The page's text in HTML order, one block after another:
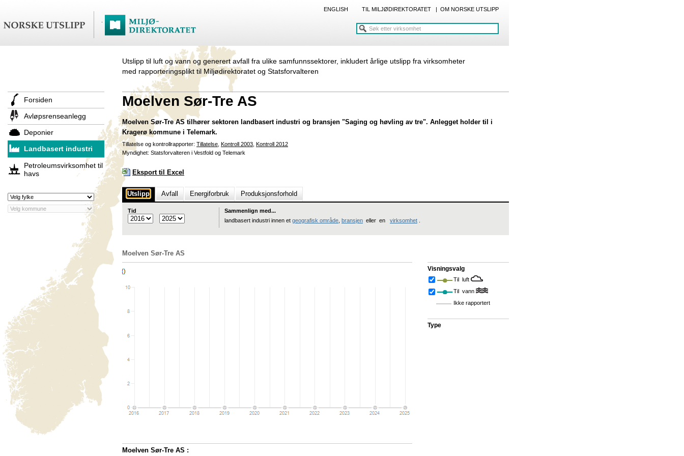
ENGLISH TIL MILJØDIREKTORATET | OM NORSKE UTSLIPP
Utslipp til luft og vann og generert avfall fra ulike samfunnssektorer, inkludert årlige utslipp fra virksomheter
med rapporteringsplikt til Miljødirektoratet og Statsforvalteren
Forsiden
Avløpsrenseanlegg
Deponier
Landbasert industri
Petroleumsvirksomhet til
havs
Moelven Sør-Tre AS
Moelven Sør-Tre AS tilhører sektoren landbasert industri og bransjen "Saging og høvling av tre". Anlegget holder til i
Kragerø kommune i Telemark.
Tillatelse og kontrollrapporter: Tillatelse Kontroll 2003 Kontroll 2012
Myndighet: Statsforvalteren i Vestfold og Telemark
Eksport til Excel
Utslipp Avfall Energiforbruk Produksjonsforhold
Tid
Sammenlign med...
landbasert industri innen et geografisk område bransjen eller en virksomhet
Moelven Sør-Tre AS
Moelven Sør-Tre AS :
Visningsvalg
Til luft
Til vann
Ikke rapportert
Type